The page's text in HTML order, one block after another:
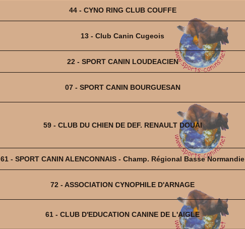
44 - CYNO RING CLUB COUFFE
13 - Club Canin Cugeois
22 - SPORT CANIN LOUDEACIEN
07 - SPORT CANIN BOURGUESAN
59 - CLUB DU CHIEN DE DEF. RENAULT DOUAI
61 - SPORT CANIN ALENCONNAIS - Champ. Régional Basse Normandie
72 - ASSOCIATION CYNOPHILE D'ARNAGE
61 - CLUB D'EDUCATION CANINE DE L'AIGLE